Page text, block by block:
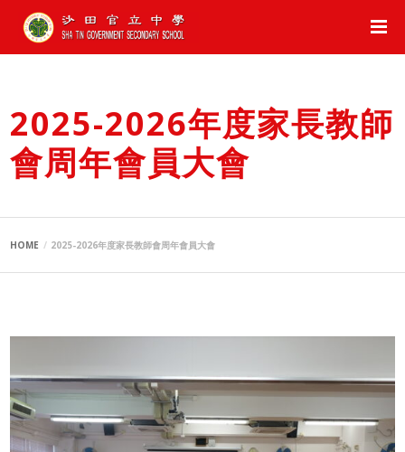
2025-2026年度家長教師
會周年會員大會
HOME 2025-2026年度家長教師會周年會員大會